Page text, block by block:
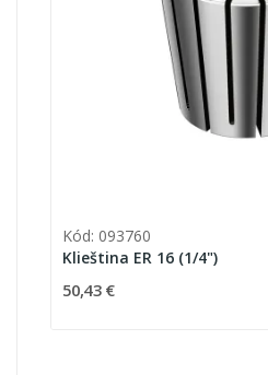
Kód: 093760
Klieština ER 16 (1/4")
50,43 €